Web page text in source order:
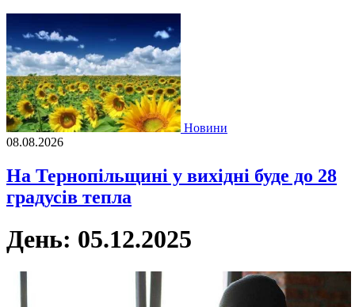
Новини
08.08.2026
На Тернопільщині у вихідні буде до 28
градусів тепла
День: 05.12.2025